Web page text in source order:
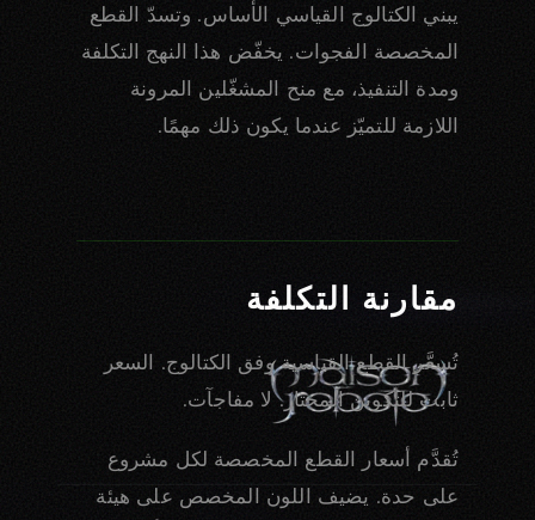
يبني الكتالوج القياسي الأساس. وتسدّ القطع
المخصصة الفجوات. يخفّض هذا النهج التكلفة
ومدة التنفيذ، مع منح المشغّلين المرونة
اللازمة للتميّز عندما يكون ذلك مهمًا.
مقارنة التكلفة
تُسعَّر القطع القياسية وفق الكتالوج. السعر
ثابت للتكوين المختار. لا مفاجآت.
تُقدَّم أسعار القطع المخصصة لكل مشروع
على حدة. يضيف اللون المخصص على هيئة